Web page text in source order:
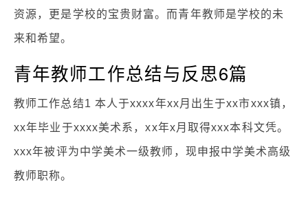
资源，更是学校的宝贵财富。而青年教师是学校的未
来和希望。
青年教师工作总结与反思6篇
教师工作总结1 本人于xxxx年xx月出生于xx市xxx镇，
xx年毕业于xxxx美术系，xx年x月取得xxx本科文凭。
xxx年被评为中学美术一级教师，现申报中学美术高级
教师职称。